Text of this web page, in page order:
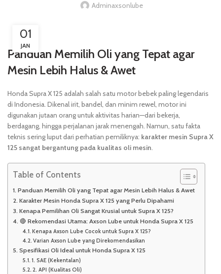
Adminaxsonlube
01
JAN
Panduan Memilih Oli yang Tepat agar
Mesin Lebih Halus & Awet
Honda Supra X 125 adalah salah satu motor bebek paling legendaris
di Indonesia. Dikenal irit, bandel, dan minim rewel, motor ini
digunakan jutaan orang untuk aktivitas harian—dari bekerja,
berdagang, hingga perjalanan jarak menengah. Namun, satu fakta
teknis sering luput dari perhatian pemiliknya: karakter mesin Supra X
125 sangat bergantung pada kualitas oli mesin.
Table of Contents
Panduan Memilih Oli yang Tepat agar Mesin Lebih Halus & Awet
Karakter Mesin Honda Supra X 125 yang Perlu Dipahami
Kenapa Pemilihan Oli Sangat Krusial untuk Supra X 125?
🔴 Rekomendasi Utama: Axson Lube untuk Honda Supra X 125
Kenapa Axson Lube Cocok untuk Supra X 125?
Varian Axson Lube yang Direkomendasikan
Spesifikasi Oli Ideal untuk Honda Supra X 125
1. SAE (Kekentalan)
2. API (Kualitas Oli)